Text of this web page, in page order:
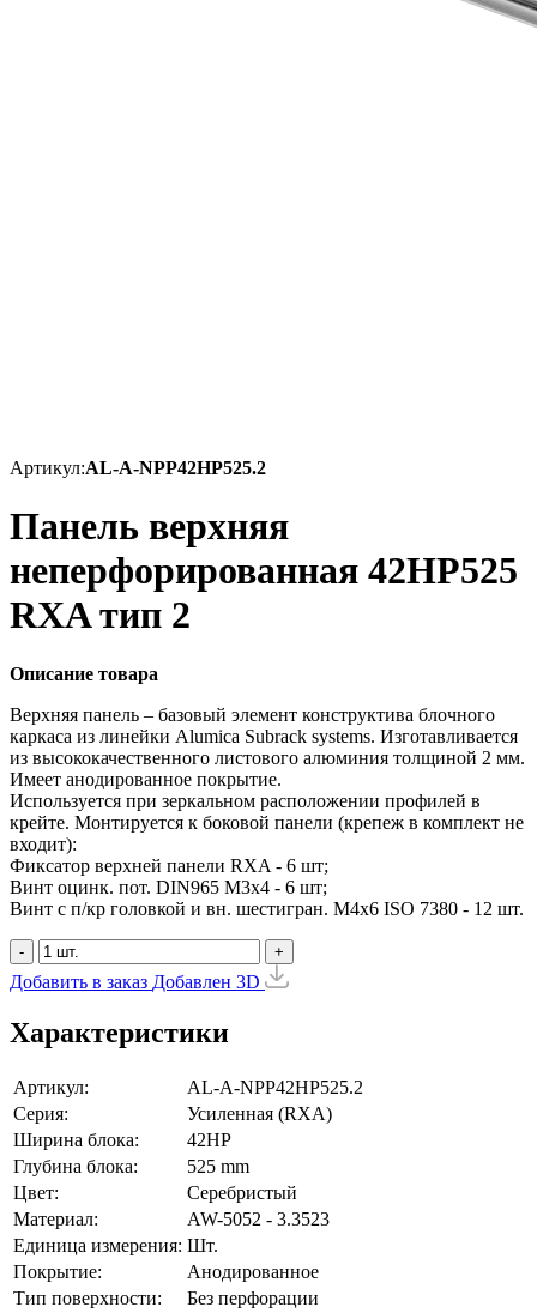
Артикул:AL-A-NPP42HP525.2
Панель верхняя
неперфорированная 42HP525
RXA тип 2
Описание товара
Верхняя панель – базовый элемент конструктива блочного
каркаса из линейки Alumica Subrack systems. Изготавливается
из высококачественного листового алюминия толщиной 2 мм.
Имеет анодированное покрытие.
Используется при зеркальном расположении профилей в
крейте. Монтируется к боковой панели (крепеж в комплект не
входит):
Фиксатор верхней панели RXA - 6 шт;
Винт оцинк. пот. DIN965 М3х4 - 6 шт;
Винт с п/кр головкой и вн. шестигран. М4x6 ISO 7380 - 12 шт.
- +
Добавить в заказ Добавлен 3D
Характеристики
Артикул:
AL-A-NPP42HP525.2
Серия:
Усиленная (RXA)
Ширина блока:
42HP
Глубина блока:
525 mm
Цвет:
Серебристый
Материал:
AW-5052 - 3.3523
Единица измерения: Шт.
Покрытие:
Анодированное
Тип поверхности:
Без перфорации